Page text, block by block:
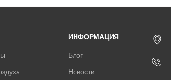
ИНФОРМАЦИЯ
Блог
Новости